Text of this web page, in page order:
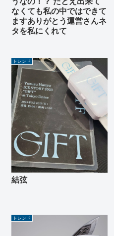
なくても私の中ではできて
ますありがとう運営さんネ
タを私にくれて
トレンド
結弦
トレンド